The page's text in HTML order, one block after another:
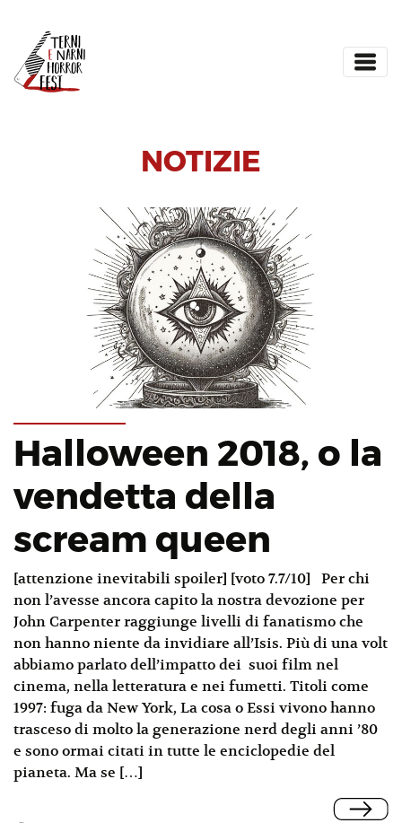
NOTIZIE
Halloween 2018, o la
vendetta della
scream queen
[attenzione inevitabili spoiler] [voto 7.7/10] Per chi
non l’avesse ancora capito la nostra devozione per
John Carpenter raggiunge livelli di fanatismo che
non hanno niente da invidiare all’Isis. Più di una volt
abbiamo parlato dell’impatto dei suoi film nel
cinema, nella letteratura e nei fumetti. Titoli come
1997: fuga da New York, La cosa o Essi vivono hanno
trasceso di molto la generazione nerd degli anni ’80
e sono ormai citati in tutte le enciclopedie del
pianeta. Ma se […]